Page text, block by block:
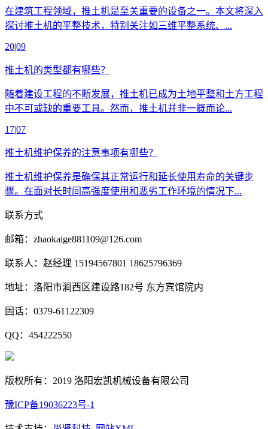
在建筑工程领域，推土机是至关重要的设备之一。本文将深入
探讨推土机的平整技术，特别关注如三维平整系统、...
20|09
推土机的类型都有哪些？
随着建设工程的不断发展，推土机已成为土地平整和土方工程
中不可或缺的重要工具。然而，推土机并非一概而论...
17|07
推土机维护保养的注意事项有哪些？
推土机维护保养是确保其正常运行和延长使用寿命的关键步
骤。在面对长时间高强度使用和恶劣工作环境的情况下...
联系方式
邮箱：zhaokaige881109@126.com
联系人：赵经理 15194567801 18625796369
地址：洛阳市涧西区建设路182号 东方宾馆院内
固话：0379-61122309
QQ：454222550
版权所有：2019 洛阳宏凯机械设备有限公司
豫ICP备19036223号-1